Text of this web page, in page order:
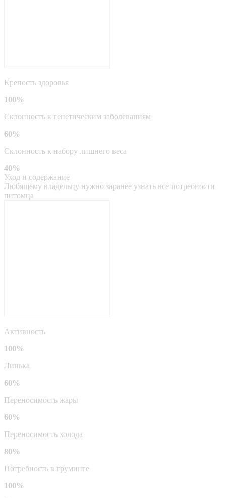
Крепость здоровья
100%
Склонность к генетическим заболеваниям
60%
Склонность к набору лишнего веса
40%
Уход и содержание
Любящему владельцу нужно заранее узнать все потребности
питомца
Активность
100%
Линька
60%
Переносимость жары
60%
Переносимость холода
80%
Потребность в груминге
100%